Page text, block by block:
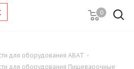
0
для оборудования ABAT -
для оборудования Пищеварочные